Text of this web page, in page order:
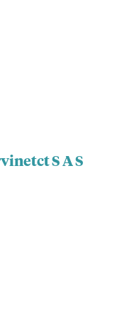
S A S